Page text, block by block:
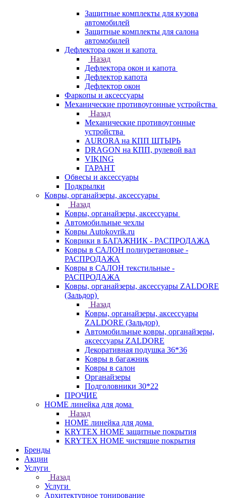
Защитные комплекты для кузова
автомобилей
Защитные комплекты для салона
автомобилей
Дефлектора окон и капота
Назад
Дефлектора окон и капота
Дефлектор капота
Дефлектор окон
Фаркопы и аксессуары
Механические противоугонные устройства
Назад
Механические противоугонные
устройства
AURORA на КПП ШТЫРЬ
DRAGON на КПП, рулевой вал
VIKING
ГАРАНТ
Обвесы и аксессуары
Подкрылки
Ковры, органайзеры, аксессуары
Назад
Ковры, органайзеры, аксессуары
Автомобильные чехлы
Ковры Autokovrik.ru
Коврики в БАГАЖНИК - РАСПРОДАЖА
Ковры в САЛОН полиуретановые -
РАСПРОДАЖА
Ковры в САЛОН текстильные -
РАСПРОДАЖА
Ковры, органайзеры, аксессуары ZALDORE
(Зальдор)
Назад
Ковры, органайзеры, аксессуары
ZALDORE (Зальдор)
Автомобильные ковры, органайзеры,
аксессуары ZALDORE
Декоративная подушка 36*36
Ковры в багажник
Ковры в салон
Органайзеры
Подголовники 30*22
ПРОЧИЕ
HOME линейка для дома
Назад
HOME линейка для дома
KRYTEX HOME защитные покрытия
KRYTEX HOME чистящие покрытия
Бренды
Акции
Услуги
Назад
Услуги
Архитектурное тонирование